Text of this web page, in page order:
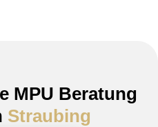
MPU Beratung
Straubing